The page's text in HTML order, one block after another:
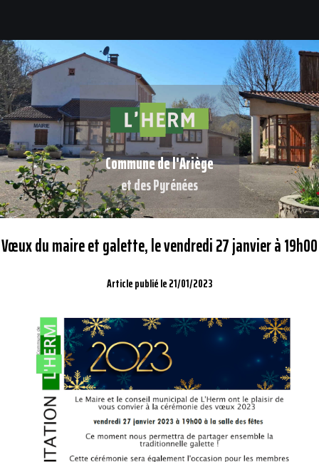
Commune de l'Ariège
et des Pyrénées
Vœux du maire et galette, le vendredi 27 janvier à 19h00
Article publié le 21/01/2023